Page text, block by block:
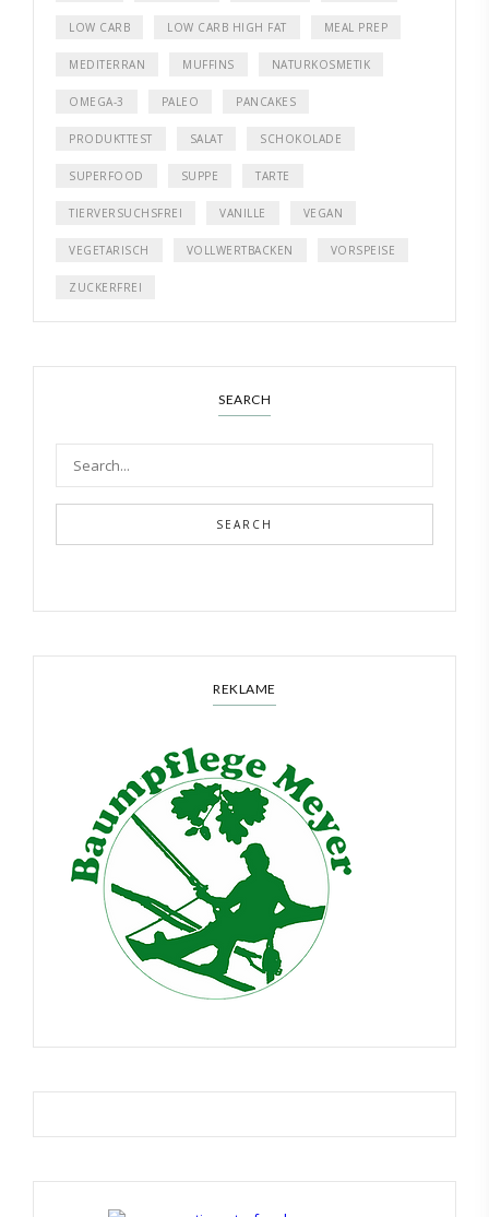
LOW CARB LOW CARB HIGH FAT MEAL PREP
MEDITERRAN MUFFINS NATURKOSMETIK
OMEGA-3 PALEO PANCAKES
PRODUKTTEST SALAT SCHOKOLADE
SUPERFOOD SUPPE TARTE
TIERVERSUCHSFREI VANILLE VEGAN
VEGETARISCH VOLLWERTBACKEN VORSPEISE
ZUCKERFREI
SEARCH
SEARCH
REKLAME